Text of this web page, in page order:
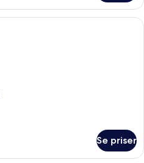
Se priser